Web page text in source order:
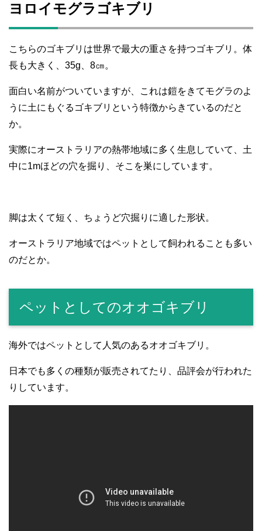
ヨロイモグラゴキブリ
こちらのゴキブリは世界で最大の重さを持つゴキブリ。体
長も大きく、35g、8㎝。
面白い名前がついていますが、これは鎧をきてモグラのよ
うに土にもぐるゴキブリという特徴からきているのだと
か。
実際にオーストラリアの熱帯地域に多く生息していて、土
中に1mほどの穴を掘り、そこを巣にしています。
脚は太くて短く、ちょうど穴掘りに適した形状。
オーストラリア地域ではペットとして飼われることも多い
のだとか。
ペットとしてのオオゴキブリ
海外ではペットとして人気のあるオオゴキブリ。
日本でも多くの種類が販売されてたり、品評会が行われた
りしています。